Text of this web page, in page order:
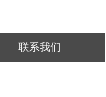
联系我们